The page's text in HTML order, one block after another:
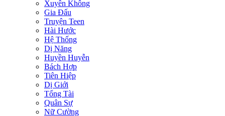
Xuyên Không
Gia Đấu
Truyện Teen
Hài Hước
Hệ Thống
Dị Năng
Huyền Huyễn
Bách Hợp
Tiên Hiệp
Dị Giới
Tổng Tài
Quân Sự
Nữ Cường